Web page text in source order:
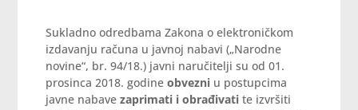
Sukladno odredbama Zakona o elektroničkom
izdavanju računa u javnoj nabavi („Narodne
novine“, br. 94/18.) javni naručitelji su od 01.
prosinca 2018. godineobvezni u postupcima
javne nabavezaprimati i obrađivati te izvršiti